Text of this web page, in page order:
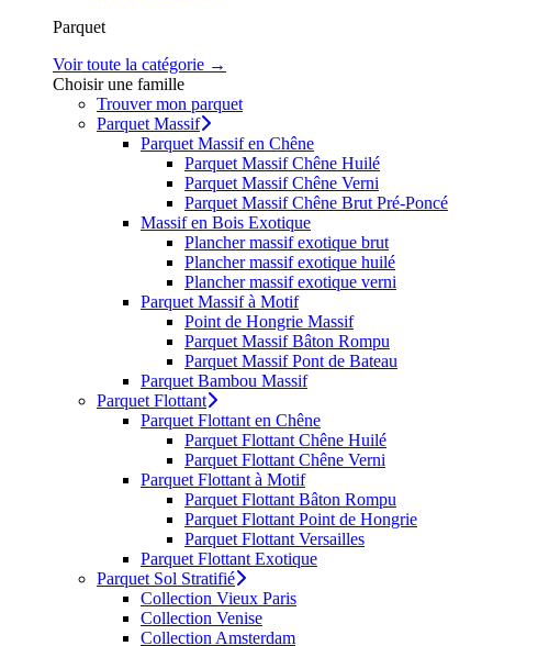
Parquet
Voir toute la catégorie →
Choisir une famille
Trouver mon parquet
Parquet Massif
Parquet Massif en Chêne
Parquet Massif Chêne Huilé
Parquet Massif Chêne Verni
Parquet Massif Chêne Brut Pré-Poncé
Massif en Bois Exotique
Plancher massif exotique brut
Plancher massif exotique huilé
Plancher massif exotique verni
Parquet Massif à Motif
Point de Hongrie Massif
Parquet Massif Bâton Rompu
Parquet Massif Pont de Bateau
Parquet Bambou Massif
Parquet Flottant
Parquet Flottant en Chêne
Parquet Flottant Chêne Huilé
Parquet Flottant Chêne Verni
Parquet Flottant à Motif
Parquet Flottant Bâton Rompu
Parquet Flottant Point de Hongrie
Parquet Flottant Versailles
Parquet Flottant Exotique
Parquet Sol Stratifié
Collection Vieux Paris
Collection Venise
Collection Amsterdam